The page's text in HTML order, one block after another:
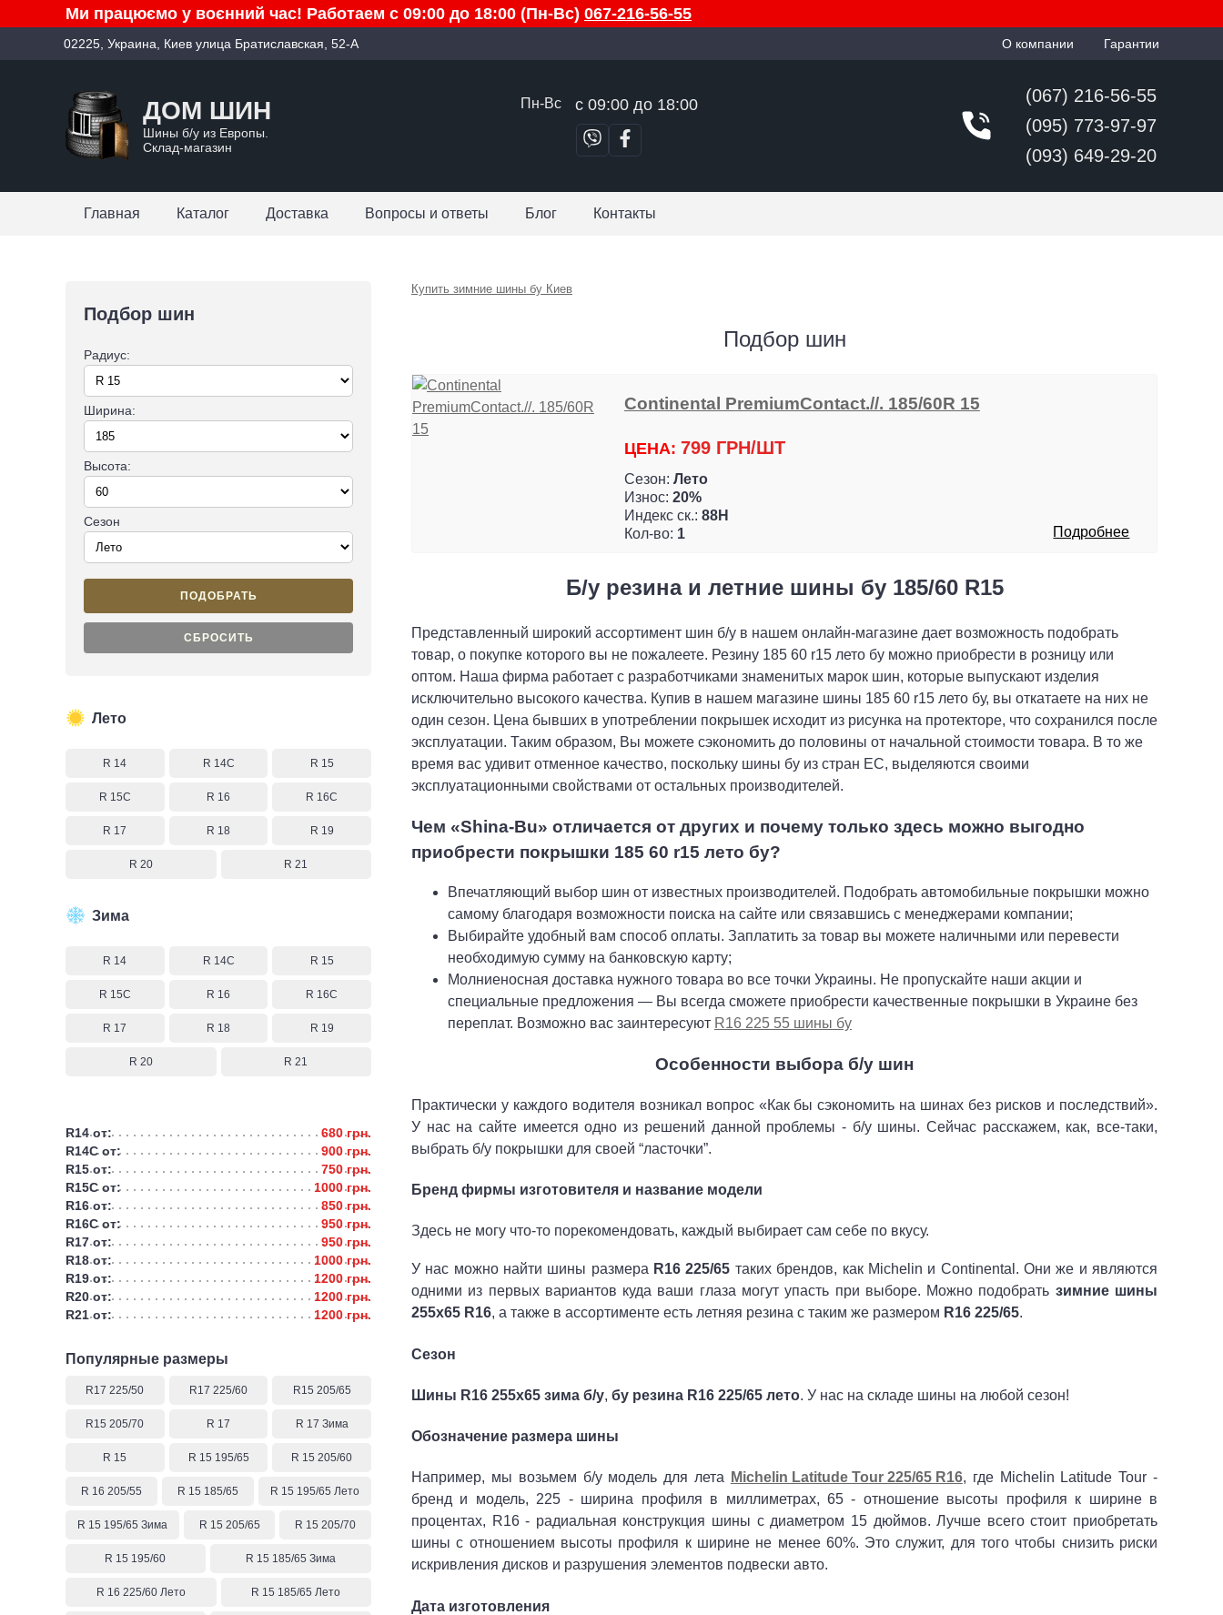
Ми працюємо у воєнний час! Работаем с 09:00 до 18:00 (Пн-Вс) 067-216-56-55
02225, Украина, Киев улица Братиславская, 52-А О компании Гарантии
ДОМ ШИН
Шины б/у из Европы.
Склад-магазин
Пн-Вс с 09:00 до 18:00
(067) 216-56-55
(095) 773-97-97
(093) 649-29-20
Главная Каталог Доставка Вопросы и ответы Блог Контакты
Подбор шин
Радиус:
Ширина:
Высота:
Сезон
ПОДОБРАТЬ
CБРОСИТЬ
Лето
R 14 R 14C R 15
R 15C R 16 R 16C
R 17 R 18 R 19
R 20 R 21
Зима
R 14 R 14C R 15
R 15C R 16 R 16C
R 17 R 18 R 19
R 20 R 21
R14 от:
680 грн.
R14C от:
900 грн.
R15 от:
750 грн.
R15C от:
1000 грн.
R16 от:
850 грн.
R16C от:
950 грн.
R17 от:
950 грн.
R18 от:
1000 грн.
R19 от:
1200 грн.
R20 от:
1200 грн.
R21 от:
1200 грн.
Популярные размеры
R17 225/50 R17 225/60 R15 205/65
R15 205/70 R 17 R 17 Зима
R 15 R 15 195/65 R 15 205/60
R 16 205/55 R 15 185/65 R 15 195/65 Лето
R 15 195/65 Зима R 15 205/65 R 15 205/70
R 15 195/60 R 15 185/65 Зима
R 16 225/60 Лето R 15 185/65 Лето
Купить зимние шины бу Киев
Подбор шин
Continental PremiumContact.//. 185/60R 15
ЦЕНА: 799 ГРН/ШТ
Сезон: Лето
Износ: 20%
Индекс ск.: 88H
Кол-во: 1 Подробнее
Б/у резина и летние шины бу 185/60 R15
Представленный широкий ассортимент шин б/у в нашем онлайн-магазине дает возможность подобрать
товар, о покупке которого вы не пожалеете. Резину 185 60 r15 лето бу можно приобрести в розницу или
оптом. Наша фирма работает с разработчиками знаменитых марок шин, которые выпускают изделия
исключительно высокого качества. Купив в нашем магазине шины 185 60 r15 лето бу, вы откатаете на них не
один сезон. Цена бывших в употреблении покрышек исходит из рисунка на протекторе, что сохранился после
эксплуатации. Таким образом, Вы можете сэкономить до половины от начальной стоимости товара. В то же
время вас удивит отменное качество, поскольку шины бу из стран ЕС, выделяются своими
эксплуатационными свойствами от остальных производителей.
Чем «Shina-Bu» отличается от других и почему только здесь можно выгодно
приобрести покрышки 185 60 r15 лето бу?
Впечатляющий выбор шин от известных производителей. Подобрать автомобильные покрышки можно
самому благодаря возможности поиска на сайте или связавшись с менеджерами компании;
Выбирайте удобный вам способ оплаты. Заплатить за товар вы можете наличными или перевести
необходимую сумму на банковскую карту;
Молниеносная доставка нужного товара во все точки Украины. Не пропускайте наши акции и
специальные предложения — Вы всегда сможете приобрести качественные покрышки в Украине без
переплат. Возможно вас заинтересуют R16 225 55 шины бу
Особенности выбора б/у шин
Практически у каждого водителя возникал вопрос «Как бы сэкономить на шинах без рисков и последствий».
У нас на сайте имеется одно из решений данной проблемы - б/у шины. Сейчас расскажем, как, все-таки,
выбрать б/у покрышки для своей “ласточки”.
Бренд фирмы изготовителя и название модели
Здесь не могу что-то порекомендовать, каждый выбирает сам себе по вкусу.
У нас можно найти шины размера R16 225/65 таких брендов, как Michelin и Continental. Они же и являются
одними из первых вариантов куда ваши глаза могут упасть при выборе. Можно подобрать зимние шины
255x65 R16, а также в ассортименте есть летняя резина с таким же размером R16 225/65.
Сезон
Шины R16 255x65 зима б/у, бу резина R16 225/65 лето. У нас на складе шины на любой сезон!
Обозначение размера шины
Например, мы возьмем б/у модель для лета Michelin Latitude Tour 225/65 R16, где Michelin Latitude Tour -
бренд и модель, 225 - ширина профиля в миллиметрах, 65 - отношение высоты профиля к ширине в
процентах, R16 - радиальная конструкция шины с диаметром 15 дюймов. Лучше всего стоит приобретать
шины с отношением высоты профиля к ширине не менее 60%. Это служит, для того чтобы снизить риски
искривления дисков и разрушения элементов подвески авто.
Дата изготовления